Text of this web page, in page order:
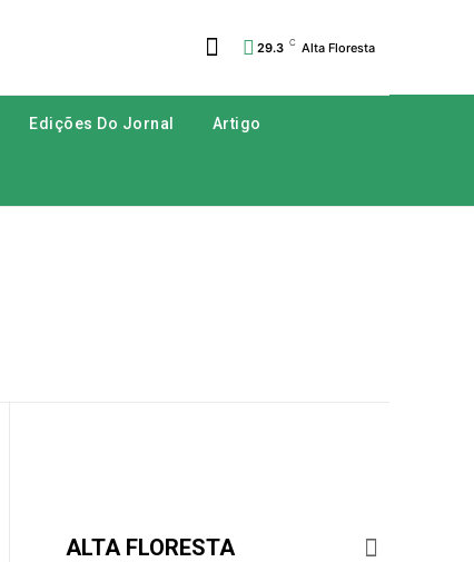
29.3 C Alta Floresta
Edições Do Jornal Artigo
ALTA FLORESTA